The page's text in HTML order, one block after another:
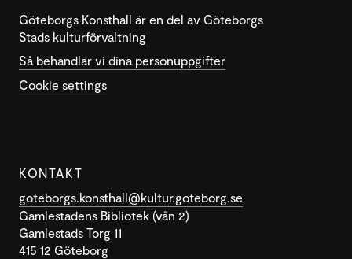
Göteborgs Konsthall är en del av Göteborgs
Stads kulturförvaltning
Så behandlar vi dina personuppgifter
Cookie settings
KONTAKT
goteborgs.konsthall@kultur.goteborg.se
Gamlestadens Bibliotek (vån 2)
Gamlestads Torg 11
415 12 Göteborg